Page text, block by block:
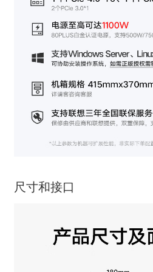
尺寸和接口